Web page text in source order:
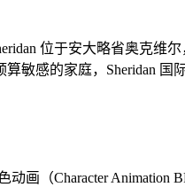
位于安大略省奥克
敏感的家庭，Sheridan
动画（Character